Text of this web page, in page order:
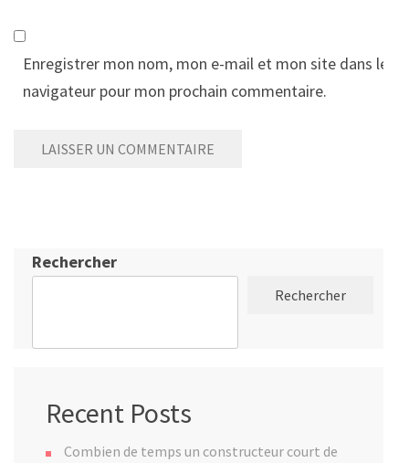
Enregistrer mon nom, mon e-mail et mon site dans le
navigateur pour mon prochain commentaire.
Rechercher
Rechercher
Recent Posts
Combien de temps un constructeur court de